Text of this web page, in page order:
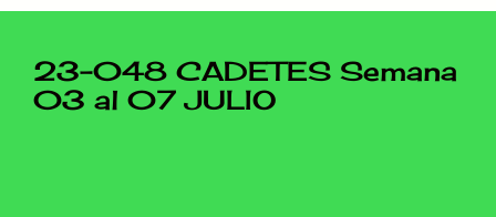
23-048 CADETES Semana
03 al 07 JULIO